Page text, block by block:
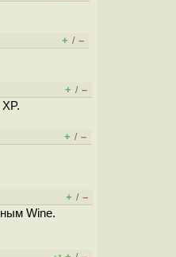
+ / –
+ / –
+ / –
+ / –
Wine.